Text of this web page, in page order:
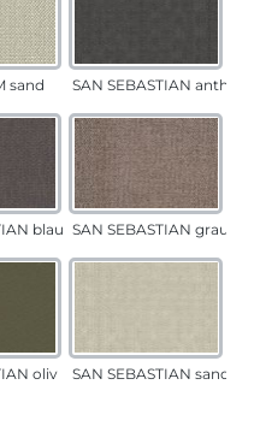
sand SAN SEBASTIAN anthrazit
blau-sandSAN SEBASTIAN grau-
oliv SAN SEBASTIAN sand